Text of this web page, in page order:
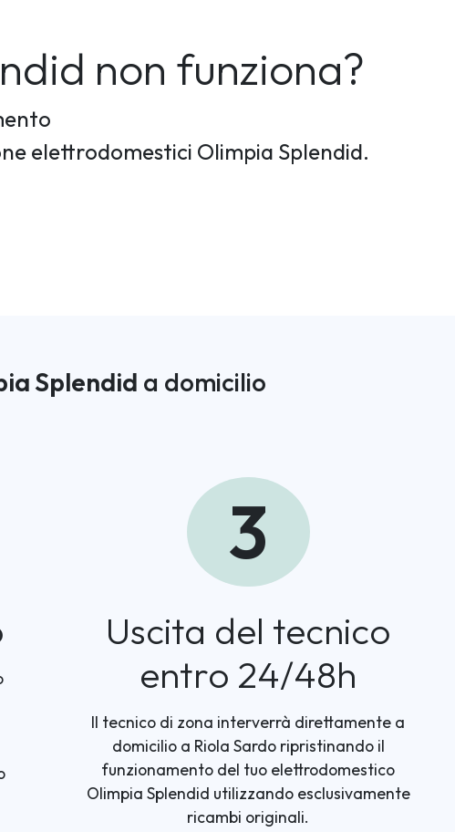
non funziona?
elettrodomestici Olimpia Splendid.
Splendid a domicilio
3
Uscita del tecnico
entro 24/48h
Il tecnico di zona interverrà direttamente a
domicilio a Riola Sardo ripristinando il
funzionamento del tuo elettrodomestico
Olimpia Splendid utilizzando esclusivamente
ricambi originali.